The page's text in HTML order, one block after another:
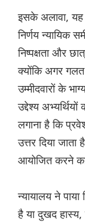
इसके अलावा, यह
निर्णय न्यायिक
निष्पक्षता और
क्योंकि अगर
उम्मीदवारों के
उद्देश्य
लगाना है कि
उत्तर दिया जाता
आयोजित करने का
न्यायालय ने
है या दुखद